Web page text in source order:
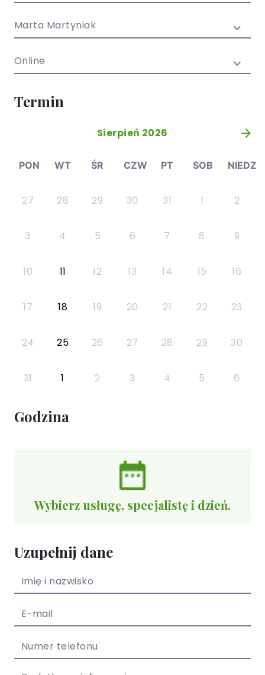
młodzieży
Marta Martyniak
Online
Termin
Sierpień 2026 »
PON WT ŚR CZW PT SOB NIEDZ
27 28 29 30 31 1 2
3 4 5 6 7 8 9
10 11 12 13 14 15 16
17 18 19 20 21 22 23
24 25 26 27 28 29 30
31 1 2 3 4 5 6
Godzina
Wybierz usługę, specjalistę i dzień.
Uzupełnij dane